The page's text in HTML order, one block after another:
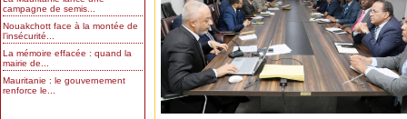
campagne de semis...
Nouakchott face à la montée de
l’insécurité...
La mémoire effacée : quand la
mairie de...
Mauritanie : le gouvernement
renforce le...